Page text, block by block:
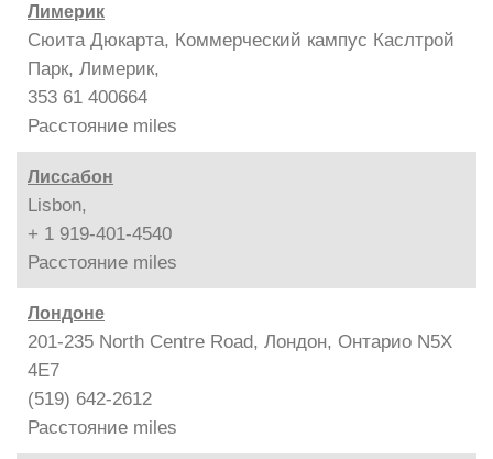
Лимерик
Сюита Дюкарта, Коммерческий кампус Каслтрой
Парк, Лимерик,
353 61 400664
Расстояние miles
Лиссабон
Lisbon,
+ 1 919-401-4540
Расстояние miles
Лондоне
201-235 North Centre Road, Лондон, Онтарио N5X
4E7
(519) 642-2612
Расстояние miles